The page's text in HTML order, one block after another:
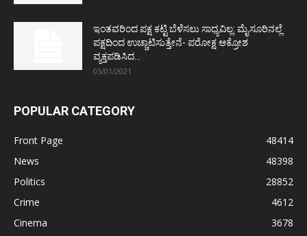
ಇಂತವರಿಂದ ಪಕ್ಷ ಕಟ್ಟಿ ಬೆಳೆಸಲು ಸಾಧ್ಯವಿಲ್ಲ: ಮೈಸೂರಿನಲ್ಲೆ
ಪಕ್ಷದಿಂದ ಉಚ್ಚಾಟಿಸುತ್ತೇನೆ- ಪರೋಕ್ಷ ಆಕ್ರೋಶ
ವ್ಯಕ್ತಪಡಿಸಿದ...
05/01/2021
POPULAR CATEGORY
Front Page
48414
News
48398
Politics
28852
Crime
4612
Cinema
3678